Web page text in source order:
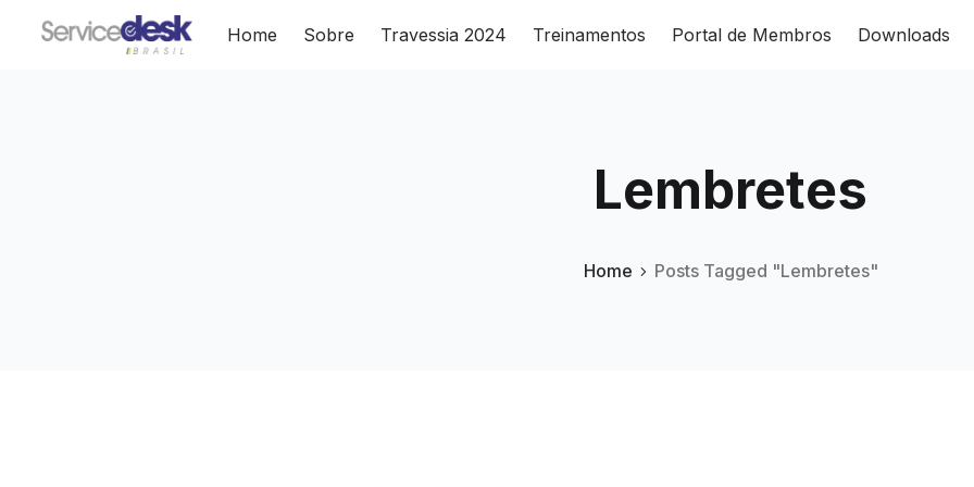
Home Sobre Travessia 2024 Treinamentos Portal de Membros Downloads
Lembretes
Home Posts Tagged "Lembretes"